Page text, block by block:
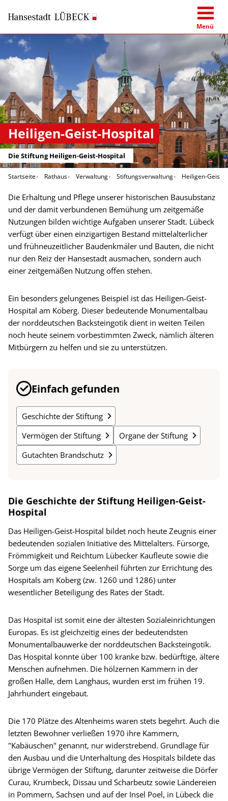
Menü
Heiligen-Geist-Hospital
Die Stiftung Heiligen-Geist-Hospital
Startseite Rathaus Verwaltung Stiftungsverwaltung Heiligen-Geist-
Die Erhaltung und Pflege unserer historischen Bausubstanz
und der damit verbundenen Bemühung um zeitgemäße
Nutzungen bilden wichtige Aufgaben unserer Stadt. Lübeck
verfügt über einen einzigartigen Bestand mittelalterlicher
und frühneuzeitlicher Baudenkmäler und Bauten, die nicht
nur den Reiz der Hansestadt ausmachen, sondern auch
einer zeitgemäßen Nutzung offen stehen.
Ein besonders gelungenes Beispiel ist das Heiligen-Geist-
Hospital am Koberg. Dieser bedeutende Monumentalbau
der norddeutschen Backsteingotik dient in weiten Teilen
noch heute seinem vorbestimmten Zweck, nämlich älteren
Mitbürgern zu helfen und sie zu unterstützen.
Einfach gefunden
Geschichte der Stiftung
Vermögen der Stiftung
Organe der Stiftung
Gutachten Brandschutz
Die Geschichte der Stiftung Heiligen-Geist-
Hospital
Das Heiligen-Geist-Hospital bildet noch heute Zeugnis einer
bedeutenden sozialen Initiative des Mittelalters. Fürsorge,
Frömmigkeit und Reichtum Lübecker Kaufleute sowie die
Sorge um das eigene Seelenheil führten zur Errichtung des
Hospitals am Koberg (zw. 1260 und 1286) unter
wesentlicher Beteiligung des Rates der Stadt.
Das Hospital ist somit eine der ältesten Sozialeinrichtungen
Europas. Es ist gleichzeitig eines der bedeutendsten
Monumentalbauwerke der norddeutschen Backsteingotik.
Das Hospital konnte über 100 kranke bzw. bedürftige, ältere
Menschen aufnehmen. Die hölzernen Kammern in der
großen Halle, dem Langhaus, wurden erst im frühen 19.
Jahrhundert eingebaut.
Die 170 Plätze des Altenheims waren stets begehrt. Auch die
letzten Bewohner verließen 1970 ihre Kammern,
"Kabäuschen" genannt, nur widerstrebend. Grundlage für
den Ausbau und die Unterhaltung des Hospitals bildete das
übrige Vermögen der Stiftung, darunter zeitweise die Dörfer
Curau, Krumbeck, Dissau und Scharbeutz sowie Ländereien
in Pommern, Sachsen und auf der Insel Poel, in Lübeck die